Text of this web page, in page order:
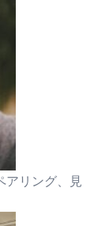
アリング、見